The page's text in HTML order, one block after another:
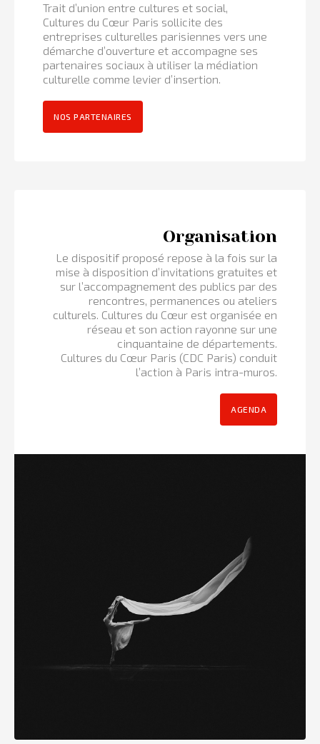
Trait d’union entre cultures et social,
Cultures du Cœur Paris sollicite des
entreprises culturelles parisiennes vers une
démarche d’ouverture et accompagne ses
partenaires sociaux à utiliser la médiation
culturelle comme levier d’insertion.
NOS PARTENAIRES
Organisation
Le dispositif proposé repose à la fois sur la
mise à disposition d’invitations gratuites et
sur l’accompagnement des publics par des
rencontres, permanences ou ateliers
culturels. Cultures du Cœur est organisée en
réseau et son action rayonne sur une
cinquantaine de départements.
Cultures du Cœur Paris (CDC Paris) conduit
l’action à Paris intra-muros.
AGENDA